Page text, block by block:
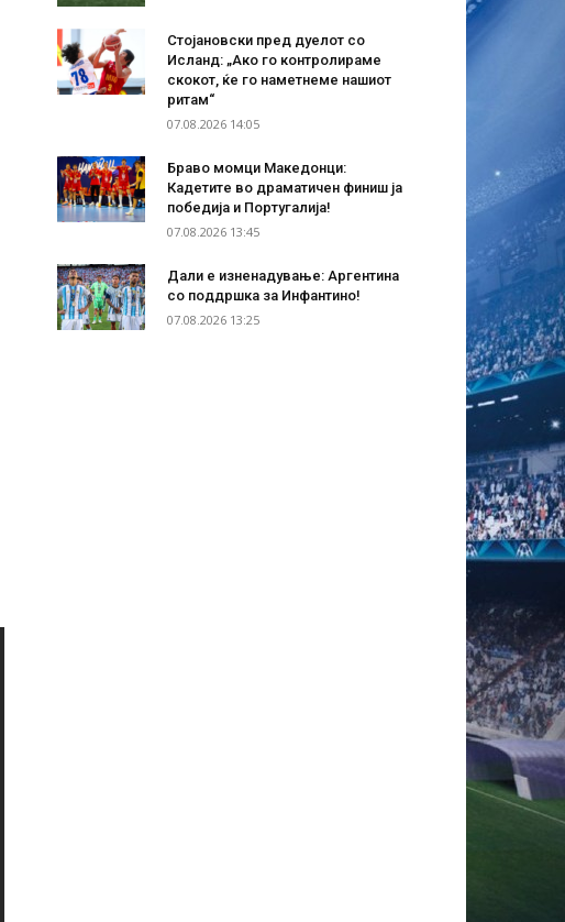
Стојановски пред дуелот со
Исланд: „Ако го контролираме
скокот, ќе го наметнеме нашиот
ритам“
07.08.2026 14:05
Браво момци Македонци:
Кадетите во драматичен финиш ја
победија и Португалија!
07.08.2026 13:45
Дали е изненадување: Аргентина
со поддршка за Инфантино!
07.08.2026 13:25